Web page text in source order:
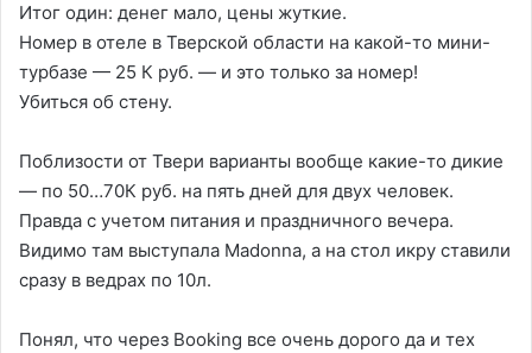
Итог один: денег мало, цены жуткие.
Номер в отеле в Тверской области на какой-то мини-
турбазе — 25 К руб. — и это только за номер!
Убиться об стену.
Поблизости от Твери варианты вообще какие-то дикие
— по 50…70К руб. на пять дней для двух человек.
Правда с учетом питания и праздничного вечера.
Видимо там выступала Madonna, а на стол икру ставили
сразу в ведрах по 10л.
Понял, что через Booking все очень дорого да и тех